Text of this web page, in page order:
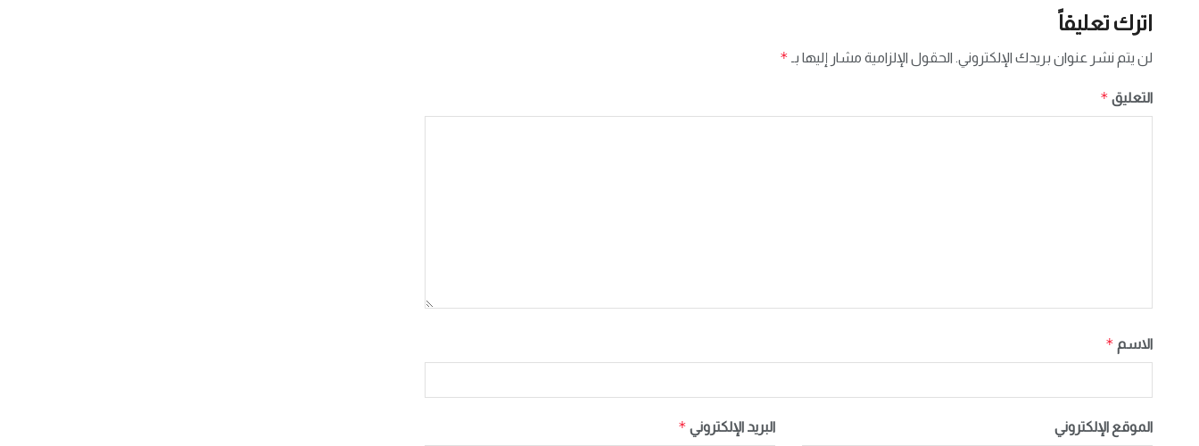
اترك تعليقاً
لن يتم نشر عنوان بريدك الإلكتروني. الحقول الإلزامية مشار إليها بـ *
التعليق *
الاسم *
البريد الإلكتروني * الموقع الإلكتروني